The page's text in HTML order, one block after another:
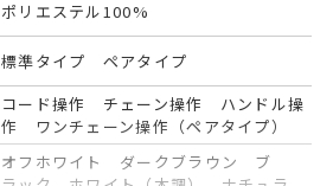
ポリエステル100%
標準タイプ ペアタイプ
コード操作 チェーン操作 ハンドル操
作 ワンチェーン操作（ペアタイプ）
オフホワイト ダークブラウン ブ